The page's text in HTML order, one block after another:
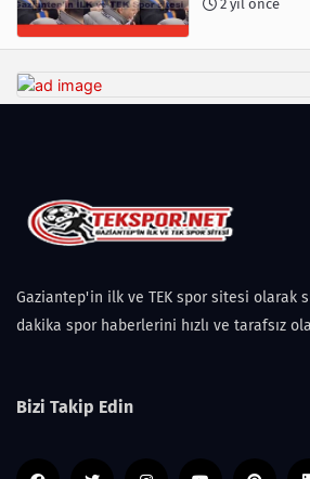
2 yıl önce
Gaziantep'in ilk ve TEK spor sitesi olarak
dakika spor haberlerini hızlı ve tarafsız
Bizi Takip Edin